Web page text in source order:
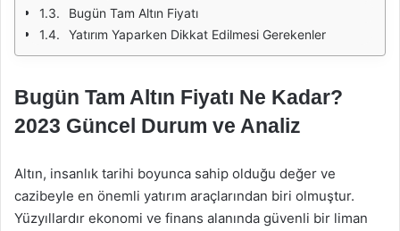
Bugün Tam Altın Fiyatı
Yatırım Yaparken Dikkat Edilmesi Gerekenler
Bugün Tam Altın Fiyatı Ne Kadar?
2023 Güncel Durum ve Analiz
Altın, insanlık tarihi boyunca sahip olduğu değer ve
cazibeyle en önemli yatırım araçlarından biri olmuştur.
Yüzyıllardır ekonomi ve finans alanında güvenli bir liman